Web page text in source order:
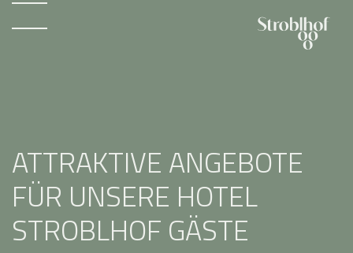
ATTRAKTIVE ANGEBOTE
FÜR UNSERE HOTEL
STROBLHOF GÄSTE